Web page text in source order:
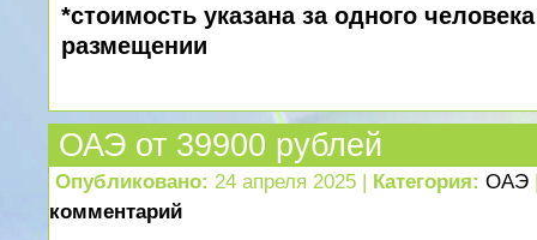
*стоимость указана за одного
размещении
ОАЭ от 39900 рублей
Опубликовано: 24 апреля 2025 | Категория: ОАЭ
комментарий